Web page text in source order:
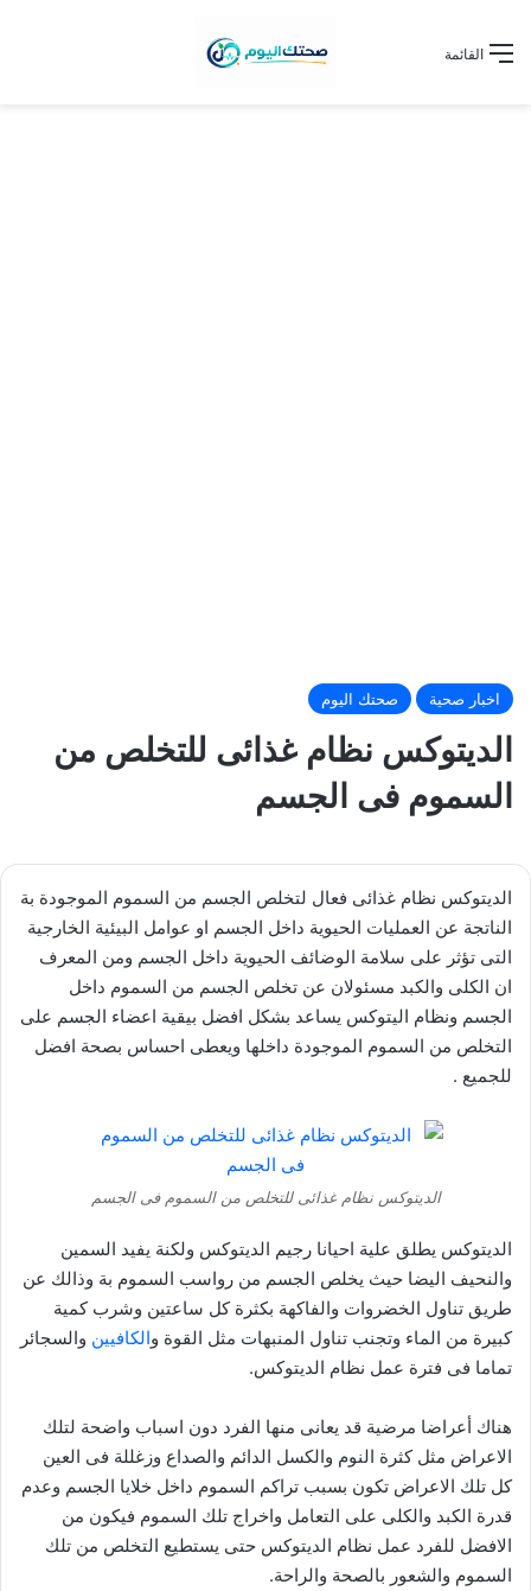
القائمة
اخبار صحية صحتك اليوم
الديتوكس نظام غذائى للتخلص من
السموم فى الجسم
الديتوكس نظام غذائى فعال لتخلص الجسم من السموم الموجودة بة
الناتجة عن العمليات الحيوية داخل الجسم او عوامل البيئية الخارجية
التى تؤثر على سلامة الوضائف الحيوية داخل الجسم ومن المعرف
ان الكلى والكبد مسئولان عن تخلص الجسم من السموم داخل
الجسم ونظام اليتوكس يساعد بشكل افضل بيقية اعضاء الجسم على
التخلص من السموم الموجودة داخلها ويعطى احساس بصحة افضل
للجميع .
الديتوكس نظام غذائى للتخلص من السموم فى الجسم
الديتوكس يطلق علية احيانا رجيم الديتوكس ولكنة يفيد السمين
والنحيف اليضا حيث يخلص الجسم من رواسب السموم بة وذالك عن
طريق تناول الخضروات والفاكهة بكثرة كل ساعتين وشرب كمية
كبيرة من الماء وتجنب تناول المنبهات مثل القوة والكافيين والسجائر
تماما فى فترة عمل نظام الديتوكس.
هناك أعراضا مرضية قد يعانى منها الفرد دون اسباب واضحة لتلك
الاعراض مثل كثرة النوم والكسل الدائم والصداع وزغللة فى العين
كل تلك الاعراض تكون بسبب تراكم السموم داخل خلايا الجسم وعدم
قدرة الكبد والكلى على التعامل واخراج تلك السموم فيكون من
الافضل للفرد عمل نظام الديتوكس حتى يستطيع التخلص من تلك
السموم والشعور بالصحة والراحة.